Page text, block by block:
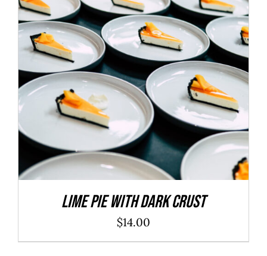
ADD TO CART DÉTAILS
Lime Pie With Dark Crust
$14.00